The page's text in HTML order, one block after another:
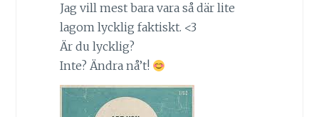
Jag vill mest bara vara så där lite
lagom lycklig faktiskt. <3
Är du lycklig?
Inte? Ändra nå’t!